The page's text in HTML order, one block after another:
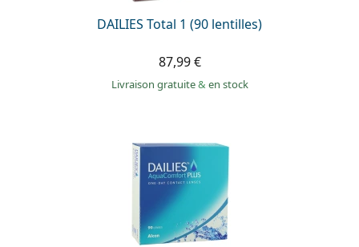
DAILIES Total 1 (90 lentilles)
87,99 €
Livraison gratuite& en stock